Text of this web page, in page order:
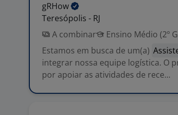
gRHow
Teresópolis - RJ
A combinar
Ensino Médio (2º
Estamos em busca de um(a)
integrar nossa equipe logística. O
por apoiar as atividades de rece...